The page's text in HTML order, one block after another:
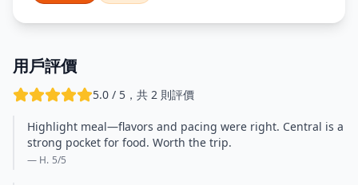
用戶評價
5.0 / 5，共 2 則評價
Highlight meal—flavors and pacing were right. Central is a
strong pocket for food. Worth the trip.
— H. 5/5